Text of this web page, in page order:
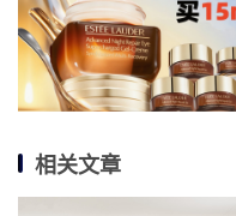
相关文章